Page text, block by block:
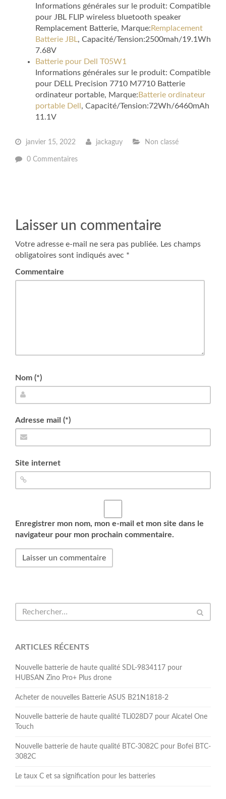
Informations générales sur le produit: Compatible
pour JBL FLIP wireless bluetooth speaker
Remplacement Batterie, Marque: Remplacement
Batterie JBL, Capacité/Tension:2500mah/19.1Wh
7.68V
Batterie pour Dell T05W1
Informations générales sur le produit: Compatible
pour DELL Precision 7710 M7710 Batterie
ordinateur portable, Marque: Batterie ordinateur
portable Dell , Capacité/Tension:72Wh/6460mAh
11.1V
janvier 15, 2022 jackaguy Non classé
0 Commentaires
Laisser un commentaire
Votre adresse e-mail ne sera pas publiée. Les champs
obligatoires sont indiqués avec *
Commentaire
Nom (*)
Adresse mail (*)
Site internet
Enregistrer mon nom, mon e-mail et mon site dans le
navigateur pour mon prochain commentaire.
ARTICLES RÉCENTS
Nouvelle batterie de haute qualité SDL-9834117 pour
HUBSAN Zino Pro+ Plus drone
Acheter de nouvelles Batterie ASUS B21N1818-2
Nouvelle batterie de haute qualité TLi028D7 pour Alcatel One
Touch
Nouvelle batterie de haute qualité BTC-3082C pour Bofei BTC-
3082C
Le taux C et sa signification pour les batteries